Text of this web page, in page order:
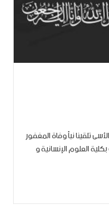
تلقينا نبأ وفاة المغفور
العلوم الإنسانية و